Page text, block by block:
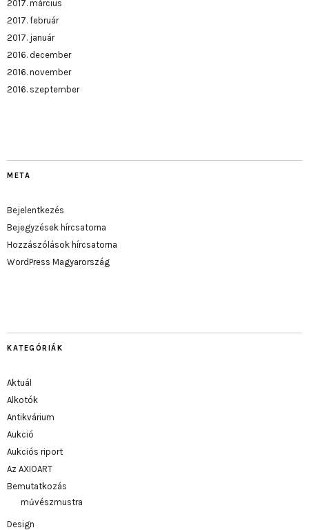
2017. március
2017. február
2017. január
2016. december
2016. november
2016. szeptember
META
Bejelentkezés
Bejegyzések hírcsatorna
Hozzászólások hírcsatorna
WordPress Magyarország
KATEGÓRIÁK
Aktuál
Alkotók
Antikvárium
Aukció
Aukciós riport
Az AXIOART
Bemutatkozás
művészmustra
Design